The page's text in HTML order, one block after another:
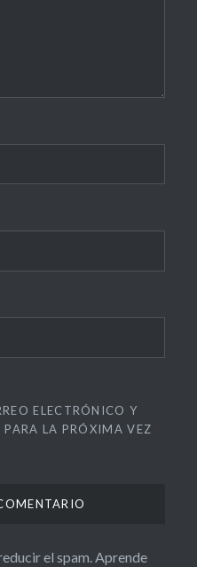
ELECTRÓNICO Y
PARA LA PRÓXIMA VEZ
el spam.Aprende